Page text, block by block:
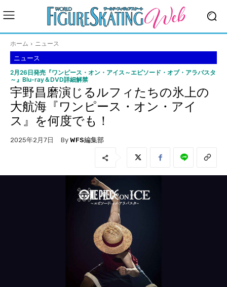
ホーム ニュース
ニュース
2月26日発売『ワンピース・オン・アイス～エピソード・オブ・アラバスタ
～』Blu-ray＆DVD詳細解禁
宇野昌磨演じるルフィたちの氷上の
大航海『ワンピース・オン・アイ
ス』を何度でも！
2025年2月7日 By WFS編集部